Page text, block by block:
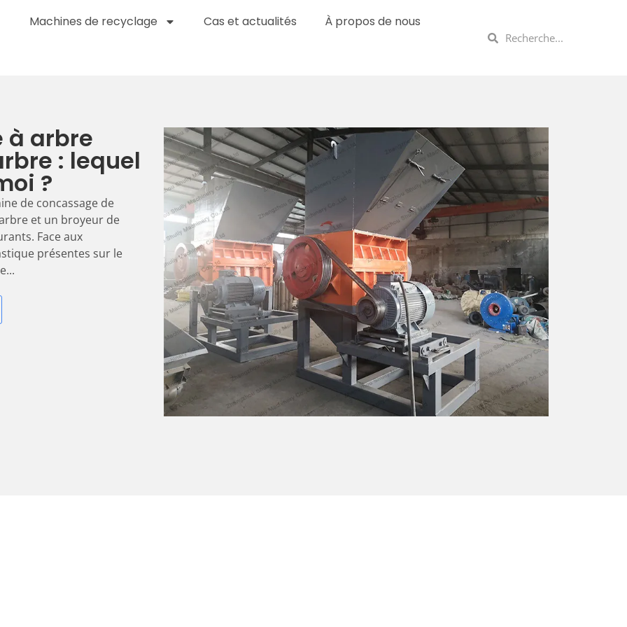
Machines de recyclage Cas et actualités À propos de nous
à arbre
: lequel
?
de concassage de
et un broyeur de
Face aux
présentes sur le